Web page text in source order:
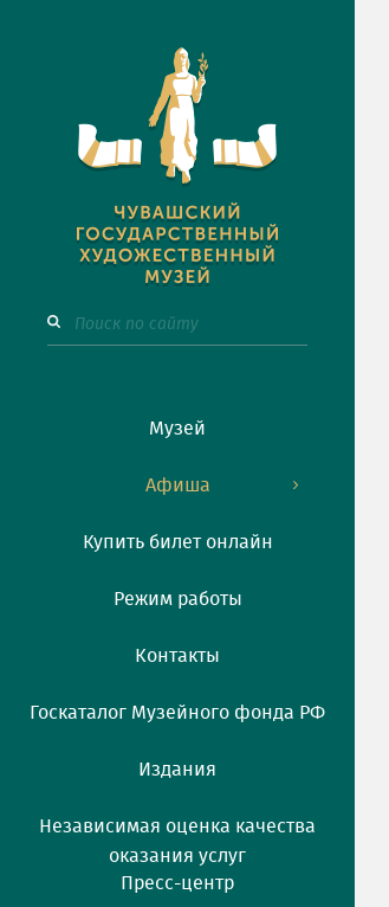
Музей
Афиша
Купить билет онлайн
Режим работы
Контакты
Госкаталог Музейного фонда РФ
Издания
Независимая оценка качества
оказания услуг
Пресс-центр